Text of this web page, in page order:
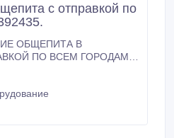
с отправкой по
ОБЩЕПИТА В
ПО ВСЕМ ГОРОДАМ!
2435; +WhatsApp = ҚАЙТА
ТАМАҚ
KZ: